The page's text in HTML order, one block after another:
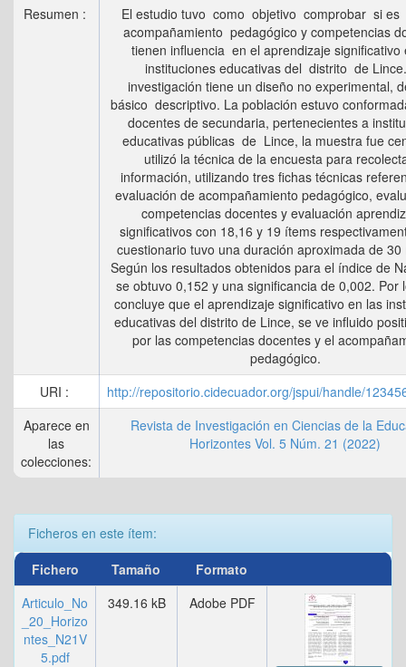
Resumen :
El estudio tuvo como objetivo comprobar si
acompañamiento pedagógico y competencias
tienen influencia en el aprendizaje significativo
instituciones educativas del distrito de
investigación tiene un diseño no experimental,
básico descriptivo. La población estuvo
docentes de secundaria, pertenecientes a
educativas públicas de Lince, la muestra fue
utilizó la técnica de la encuesta para
información, utilizando tres fichas técnicas
evaluación de acompañamiento pedagógico,
competencias docentes y evaluación
significativos con 18,16 y 19 ítems
cuestionario tuvo una duración aproximada de 30
Según los resultados obtenidos para el índice de
se obtuvo 0,152 y una significancia de 0,002. Por
concluye que el aprendizaje significativo en las
educativas del distrito de Lince, se ve influido
por las competencias docentes y el
pedagógico.
URI :
http://repositorio.cidecuador.org/jspui/handle/
Aparece en
las
colecciones:
Revista de Investigación en Ciencias de la
Horizontes Vol. 5 Núm. 21 (2022)
Ficheros en este ítem:
Fichero
Tamaño
Formato
Articulo_No
_20_Horizo
ntes_N21V
5.pdf
349.16 kB Adobe PDF